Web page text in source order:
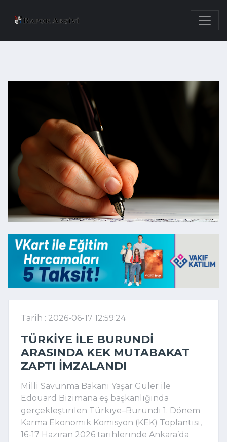
Tarih : 2026-06-17 12:59:24
TÜRKIYE ILE BURUNDI
ARASINDA KEK MUTABAKAT
ZAPTI IMZALANDI
Milli Savunma Bakanı Yaşar Güler ile
Edouard Bizimana eş başkanlığında
gerçekleştirilen Türkiye–Burundi 1. Dönem
Karma Ekonomik Komisyon (KEK) Toplantısı,
16-17 Haziran 2026 tarihlerinde Ankara’da